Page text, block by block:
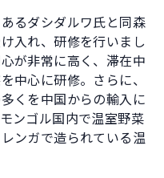
るダシダルワ氏と同森
入れ、研修を行いまし
が非常に高く、滞在中
中心に研修。さらに、
くを中国からの輸入に
ンゴル国内で温室野菜
ンガで造られている温